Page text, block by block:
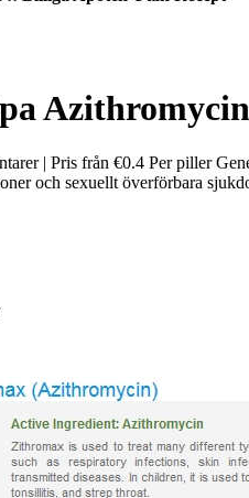
| Pris från €0.4 Per piller
och sexuellt överförbara